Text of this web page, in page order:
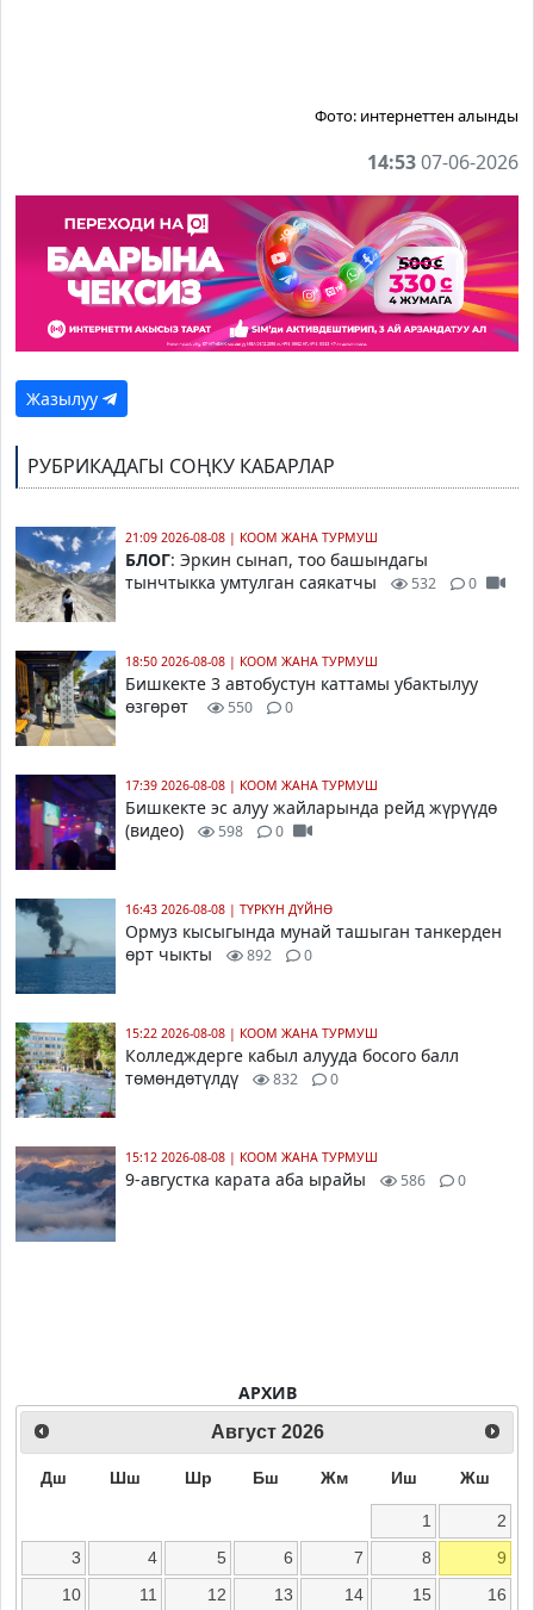
Фото: интернеттен алынды
14:5307-06-2026
Жазылуу
РУБРИКАДАГЫ СОҢКУ КАБАРЛАР
21:09 2026-08-08 | КООМ ЖАНА ТУРМУШ
БЛОГ: Эркин сынап, тоо башындагы
тынчтыкка умтулган саякатчы
532 0
18:50 2026-08-08 | КООМ ЖАНА ТУРМУШ
Бишкекте 3 автобустун каттамы убактылуу
өзгөрөт
550 0
17:39 2026-08-08 | КООМ ЖАНА ТУРМУШ
Бишкекте эс алуу жайларында рейд жүрүүдө
(видео)
598 0
16:43 2026-08-08 | ТҮРКҮН ДҮЙНӨ
Ормуз кысыгында мунай ташыган танкерден
өрт чыкты
892 0
15:22 2026-08-08 | КООМ ЖАНА ТУРМУШ
Колледждерге кабыл алууда босого балл
төмөндөтүлдү
832 0
15:12 2026-08-08 | КООМ ЖАНА ТУРМУШ
9-августка карата аба ырайы 586 0
АРХИВ
Август 2026
Дш Шш Шр Бш Жм Иш Жш
1
2
3
4 5 6 7 8
9
10
11 12 13 14 15 16